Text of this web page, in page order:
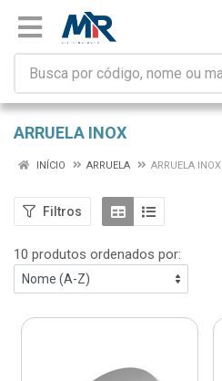
ARRUELA INOX
INÍCIO ARRUELA ARRUELA INOX
Filtros
10 produtos ordenados por: